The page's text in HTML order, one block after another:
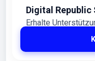
Digital
Erhalte